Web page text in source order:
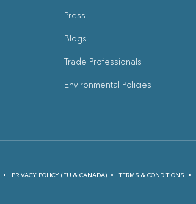
Press
Blogs
Trade Professionals
Environmental Policies
PRIVACY POLICY (EU & CANADA) TERMS & CONDITIONS